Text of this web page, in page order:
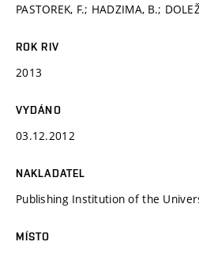
PASTOREK, F.; HADZIMA, B.;
ROK RIV
2013
VYDÁNO
03.12.2012
NAKLADATEL
Publishing Institution of the
MÍSTO